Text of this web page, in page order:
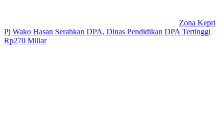
Zona Kepri
Pj Wako Hasan Serahkan DPA, Dinas Pendidikan DPA Tertinggi
Rp270 Miliar